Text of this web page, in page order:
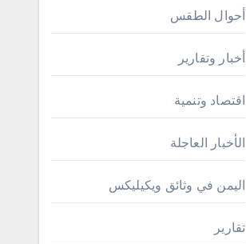
أحوال الطقس
أخبار وتقارير
اقتصاد وتنمية
الأخبار العاجلة
اليمن في وثائق ويكيليكس
تقارير